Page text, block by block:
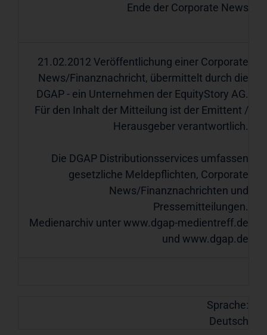
Ende der Corporate News
21.02.2012 Veröffentlichung einer Corporate
News/Finanznachricht, übermittelt durch die
DGAP - ein Unternehmen der EquityStory AG.
Für den Inhalt der Mitteilung ist der Emittent /
Herausgeber verantwortlich.
Die DGAP Distributionsservices umfassen
gesetzliche Meldepflichten, Corporate
News/Finanznachrichten und
Pressemitteilungen.
Medienarchiv unterwww.dgap-medientreff.de
und www.dgap.de
Sprache:
Deutsch